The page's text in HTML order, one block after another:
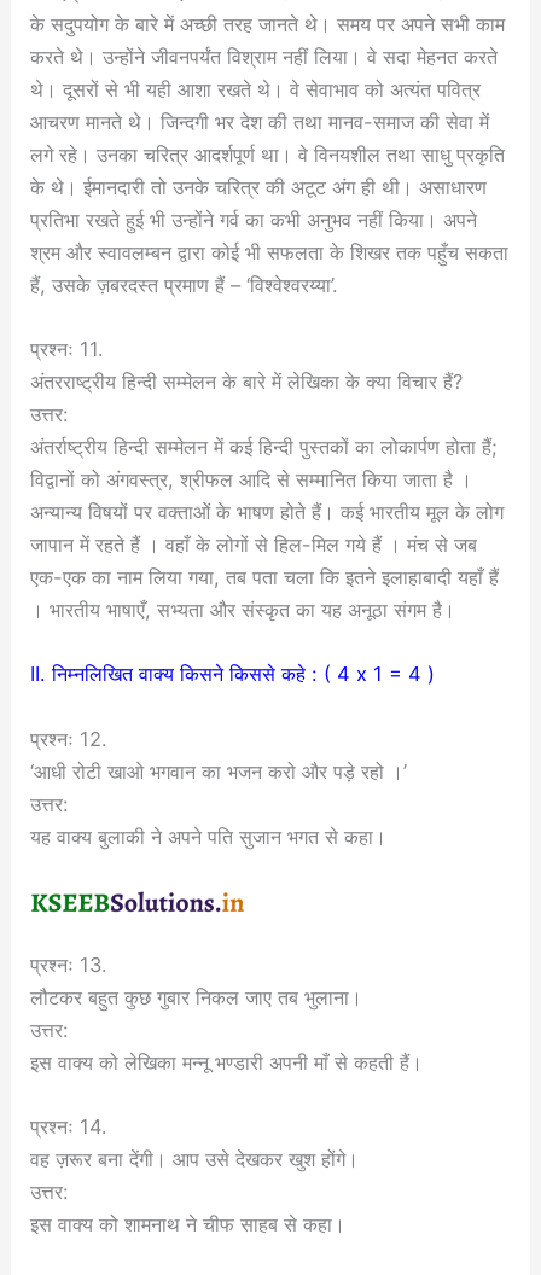
के सदुपयोग के बारे में अच्छी तरह जानते थे। समय पर अपने सभी काम
करते थे। उन्होंने जीवनपर्यंत विश्राम नहीं लिया। वे सदा मेहनत करते
थे। दूसरों से भी यही आशा रखते थे। वे सेवाभाव को अत्यंत पवित्र
आचरण मानते थे। जिन्दगी भर देश की तथा मानव-समाज की सेवा में
लगे रहे। उनका चरित्र आदर्शपूर्ण था। वे विनयशील तथा साधु प्रकृति
के थे। ईमानदारी तो उनके चरित्र की अटूट अंग ही थी। असाधारण
प्रतिभा रखते हुई भी उन्होंने गर्व का कभी अनुभव नहीं किया। अपने
श्रम और स्वावलम्बन द्वारा कोई भी सफलता के शिखर तक पहुँच सकता
हैं, उसके ज़बरदस्त प्रमाण हैं – ‘विश्वेश्वरय्या’.
प्रश्नः 11.
अंतरराष्ट्रीय हिन्दी सम्मेलन के बारे में लेखिका के क्या विचार हैं?
उत्तर:
अंतर्राष्ट्रीय हिन्दी सम्मेलन में कई हिन्दी पुस्तकों का लोकार्पण होता हैं;
विद्वानों को अंगवस्त्र, श्रीफल आदि से सम्मानित किया जाता है ।
अन्यान्य विषयों पर वक्ताओं के भाषण होते हैं। कई भारतीय मूल के लोग
जापान में रहते हैं । वहाँ के लोगों से हिल-मिल गये हैं । मंच से जब
एक-एक का नाम लिया गया, तब पता चला कि इतने इलाहाबादी यहाँ हैं
। भारतीय भाषाएँ, सभ्यता और संस्कृत का यह अनूठा संगम है।
II. निम्नलिखित वाक्य किसने किससे कहे : ( 4 x 1 = 4 )
प्रश्नः 12.
‘आधी रोटी खाओ भगवान का भजन करो और पड़े रहो ।’
उत्तर:
यह वाक्य बुलाकी ने अपने पति सुजान भगत से कहा।
प्रश्नः 13.
लौटकर बहुत कुछ गुबार निकल जाए तब भुलाना।
उत्तर:
इस वाक्य को लेखिका मन्नू भण्डारी अपनी माँ से कहती हैं।
प्रश्नः 14.
वह ज़रूर बना देंगी। आप उसे देखकर खुश होंगे।
उत्तर:
इस वाक्य को शामनाथ ने चीफ साहब से कहा।